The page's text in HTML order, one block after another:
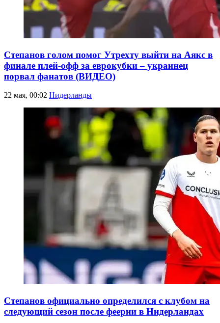
Степанов голом помог Утрехту выйти на Аякс в
финале плей-офф за еврокубки – украинец
порвал фанатов (ВИДЕО)
22 мая, 00:02 Нидерланды
Степанов официально определился с клубом на
следующий сезон после феерии в Нидерландах